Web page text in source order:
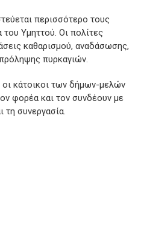
περισσότερο τους
του Υμηττού. Οι πολίτες
καθαρισμού, αναδάσωσης,
πυρκαγιών.
κάτοικοι των δήμων-μελών
φορέα και τον συνδέουν με
τη συνεργασία.